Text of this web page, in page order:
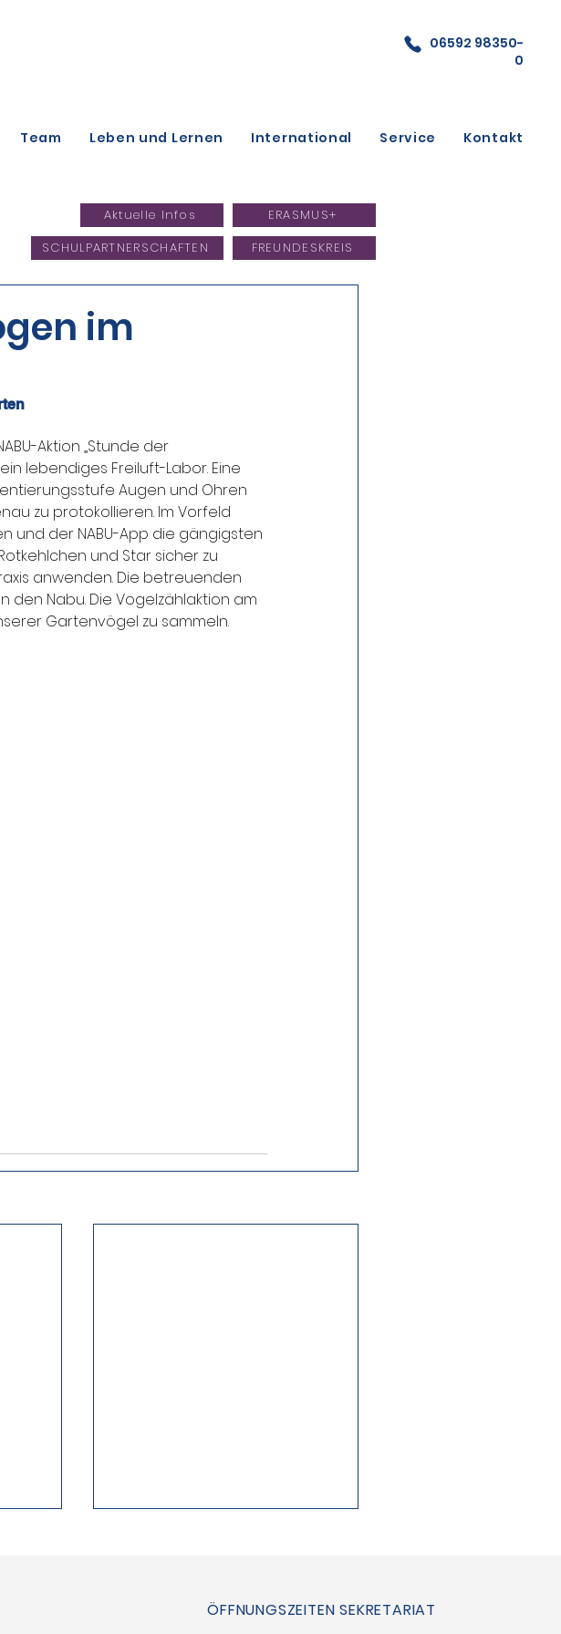
06592 98350-
0
Team Leben und Lernen International Service Kontakt
Aktuelle Infos
ERASMUS+
SCHULPARTNERSCHAFTEN
FREUNDESKREIS
im
Aktion „Stunde der
lebendiges Freiluft-Labor. Eine
Augen und Ohren
zu protokollieren. Im Vorfeld
und der NABU-App die gängigsten
und Star sicher zu
anwenden. Die betreuenden
den Nabu. Die Vogelzählaktion am
Gartenvögel zu sammeln.
ÖFFNUNGSZEITEN SEKRETARIAT